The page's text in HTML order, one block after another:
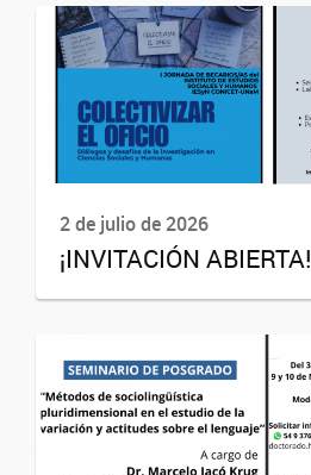
2 de julio de 2026
¡INVITACIÓN ABIERTA!